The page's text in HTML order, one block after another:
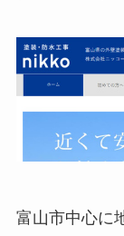
富山市中心に